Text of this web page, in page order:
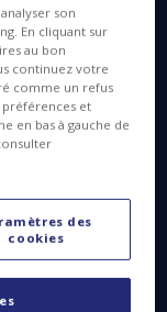
son
En cliquant sur
au bon
continuez votre
comme un refus
et
en bas à gauche de
des
cookies